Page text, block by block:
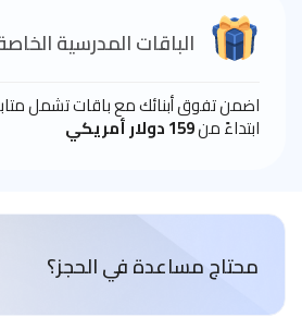
الباقات المدرسية
اضمن تفوق أبنائك مع باقات تشمل
ابتداءً من159 دولار أمريكي
محتاج مساعدة في الحجز؟